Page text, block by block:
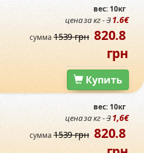
вес: 10кг
цена за кг -31.6€
сумма1539 грн 820.8
грн
Купить
вес: 10кг
цена за кг -31,6€
сумма1539 грн 820.8